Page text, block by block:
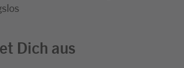
Dich aus